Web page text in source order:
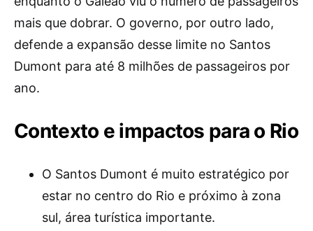
mais que dobrar. O governo, por outro lado,
defende a expansão desse limite no Santos
Dumont para até 8 milhões de passageiros por
ano.
Contexto e impactos para o Rio
O Santos Dumont é muito estratégico por
estar no centro do Rio e próximo à zona
sul, área turística importante.